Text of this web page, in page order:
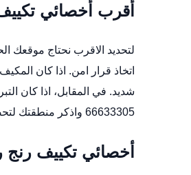
أقرب أخصائي
لتحديد الاقرب نحتاج موقعك
اتخاذ قرار امن. اذا كان
شديد. في المقابل، اذا كان
66633305 واذكر منطقتك لتحصل على اقرب خدمة.
أخصائي تكييف